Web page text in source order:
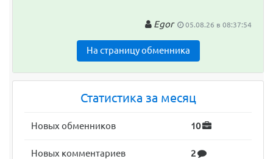
Egor 05.08.26 в 08:37:54
На страницу обменника
Статистика за месяц
Новых обменников 10
Новых комментариев 2